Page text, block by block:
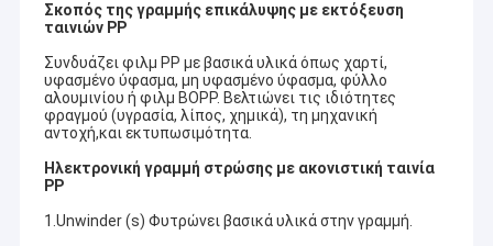
Σκοπός της γραμμής επικάλυψης με εκτόξευση
ταινιών PP
Συνδυάζει φιλμ PP με βασικά υλικά όπως χαρτί,
υφασμένο ύφασμα, μη υφασμένο ύφασμα, φύλλο
αλουμινίου ή φιλμ BOPP. Βελτιώνει τις ιδιότητες
φραγμού (υγρασία, λίπος, χημικά), τη μηχανική
αντοχή,και εκτυπωσιμότητα.
Ηλεκτρονική γραμμή στρώσης με ακονιστική ταινία
PP
1.Unwinder (s) Φυτρώνει βασικά υλικά στην γραμμή.